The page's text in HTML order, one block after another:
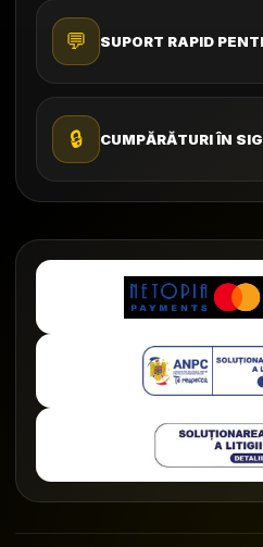
💬 SUPORT RAPID
🔒 CUMPĂRĂTURI ÎN